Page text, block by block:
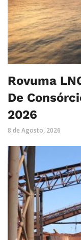
Rovuma
De
2026
8 de Agosto, 2026